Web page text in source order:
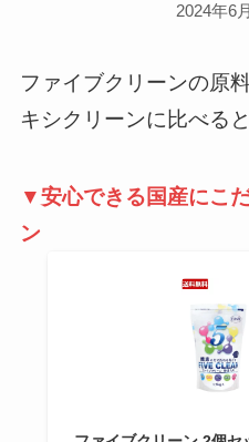
2024年6
ファイブクリーンの原
キシクリーンに比べる
▼安心できる国産にこ
ン